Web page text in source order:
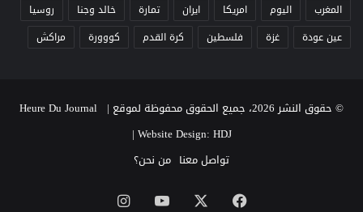
المغرب
اليوم امريكا ايران تمارة خالد وجنا
روسيا
عين عودة
غزة فلسطين كرة القدم كووورة مراكش
© حقوق النشر 2026، جميع الحقوق محفوظة لموقع Heure Du Journal |
Website Design: HDJ
|
تواصل معنا من نحن؟
فيسبوك ‫YouTube